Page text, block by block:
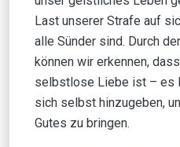
Last unserer Strafe auf
alle Sünder sind. Durch
können wir erkennen,
selbstlose Liebe ist – es
sich selbst hinzugeben,
Gutes zu bringen.